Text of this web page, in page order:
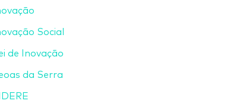
Social
de Inovação
da Serra